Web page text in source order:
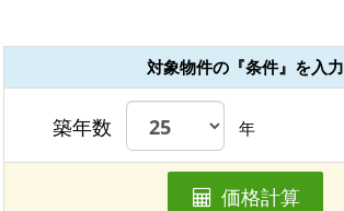
対象物件の『条件』を入力
築年数 年
価格計算